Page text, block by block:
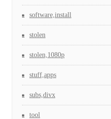
software,install
stolen
stolen,1080p
stuff,apps
subs,divx
tool